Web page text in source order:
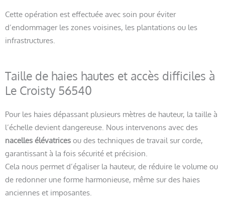
Cette opération est effectuée avec soin pour éviter
d’endommager les zones voisines, les plantations ou les
infrastructures.
Taille de haies hautes et accès difficiles à
Le Croisty 56540
Pour les haies dépassant plusieurs mètres de hauteur, la taille à
l’échelle devient dangereuse. Nous intervenons avec des
nacelles élévatrices ou des techniques de travail sur corde,
garantissant à la fois sécurité et précision.
Cela nous permet d’égaliser la hauteur, de réduire le volume ou
de redonner une forme harmonieuse, même sur des haies
anciennes et imposantes.